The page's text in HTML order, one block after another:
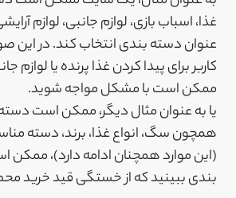
غذا، اسباب بازی، لوازم جانبی، لوازم
عنوان دسته بندی انتخاب کند. در این
کاربر برای پیدا کردن غذا پرنده یا لوازم
ممکن است با مشکل مواجه شوید.
یا به عنوان مثال دیگر، ممکن است
همچون سگ، انواع غذا، برند، دسته
(این موارد همچنان ادامه دارد)، ممکن
بندی ببینید که از خستگی قید خرید